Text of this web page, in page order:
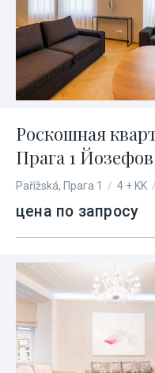
Роскошная
Прага 1
Pařížská, Прага 1 / 4 + KK /
цена по запросу